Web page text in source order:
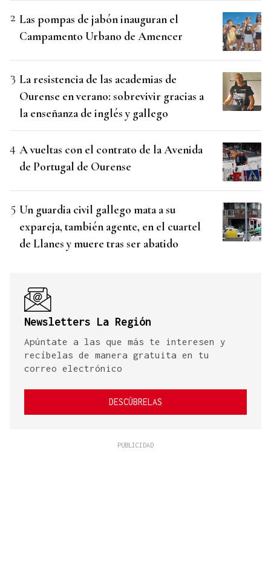
Las pompas de jabón inauguran el
Campamento Urbano de Amencer
La resistencia de las academias de
Ourense en verano: sobrevivir gracias a
la enseñanza de inglés y gallego
A vueltas con el contrato de la Avenida
de Portugal de Ourense
Un guardia civil gallego mata a su
expareja, también agente, en el cuartel
de Llanes y muere tras ser abatido
Newsletters La Región
Apúntate a las que más te interesen y
recíbelas de manera gratuita en tu
correo electrónico
DESCÚBRELAS